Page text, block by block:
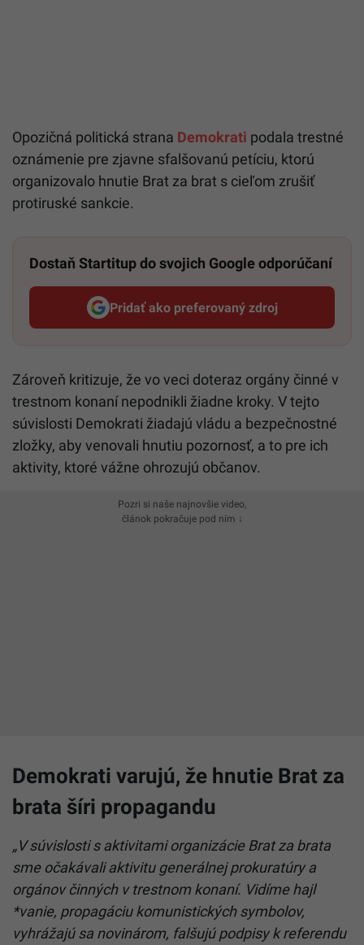
Opozičná politická strana Demokrati podala trestné
oznámenie pre zjavne sfalšovanú petíciu, ktorú
organizovalo hnutie Brat za brat s cieľom zrušiť
protiruské sankcie.
Dostaň Startitup do svojich Google odporúčaní
Pridať ako preferovaný zdroj
Startitup, odkaz sa otvorí v
Zároveň kritizuje, že vo veci doteraz orgány činné v
trestnom konaní nepodnikli žiadne kroky. V tejto
súvislosti Demokrati žiadajú vládu a bezpečnostné
zložky, aby venovali hnutiu pozornosť, a to pre ich
aktivity, ktoré vážne ohrozujú občanov.
Pozri si naše najnovšie video,
článok pokračuje pod ním ↓
Demokrati varujú, že hnutie Brat za
brata šíri propagandu
„V súvislosti s aktivitami organizácie Brat za brata
sme očakávali aktivitu generálnej prokuratúry a
orgánov činných v trestnom konaní. Vidíme hajl
*vanie, propagáciu komunistických symbolov,
vyhrážajú sa novinárom, falšujú podpisy k referendu